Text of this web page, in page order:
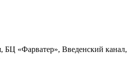
«Фарватер», Введенский канал,